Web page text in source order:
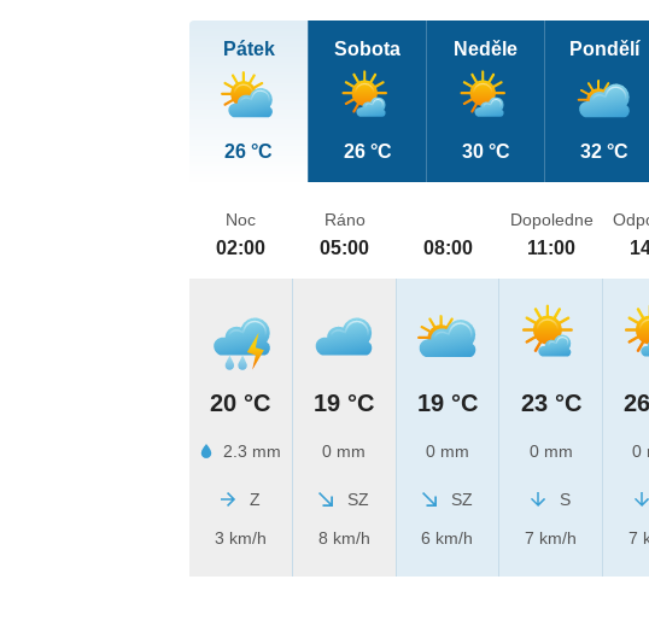
Pátek
26 °C
Sobota
26 °C
Neděle
30 °C
Pondělí
32 °C
Noc
02:00
20 °C
2.3 mm
Z
3 km/h
Ráno
05:00
19 °C
0 mm
SZ
8 km/h
08:00
19 °C
0 mm
SZ
6 km/h
Dopoledne
11:00
23 °C
0 mm
S
7 km/h
0
7